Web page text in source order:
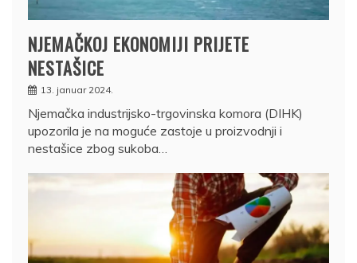
NJEMAČKOJ EKONOMIJI PRIJETE
NESTAŠICE
13. januar 2024.
Njemačka industrijsko-trgovinska komora (DIHK)
upozorila je na moguće zastoje u proizvodnji i
nestašice zbog sukoba…